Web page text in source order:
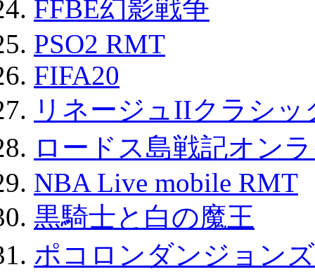
FFBE幻影戦争
PSO2 RMT
FIFA20
リネージュIIクラシ
ロードス島戦記オン
NBA Live mobile RMT
黒騎士と白の魔王
ポコロンダンジョン